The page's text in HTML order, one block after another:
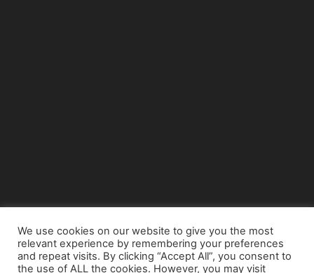
© Copyright 2015 - www.airnews.gr
We use cookies on our website to give you the most
relevant experience by remembering your preferences
and repeat visits. By clicking “Accept All”, you consent to
the use of ALL the cookies. However, you may visit